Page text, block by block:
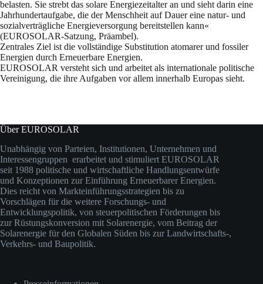
belasten. Sie strebt das solare Energiezeitalter an und sieht darin eine
Jahrhundertaufgabe, die der Menschheit auf Dauer eine natur- und
sozialverträgliche Energieversorgung bereitstellen kann«
(EUROSOLAR-Satzung, Präambel).
Zentrales Ziel ist die vollständige Substitution atomarer und fossiler
Energien durch Erneuerbare Energien.
EUROSOLAR versteht sich und arbeitet als internationale politische
Vereinigung, die ihre Aufgaben vor allem innerhalb Europas sieht.
Über EUROSOLAR
Unabhängig von Parteien, Institutionen, Unternehmen und
Interessengruppen erarbeitet und stimuliert EUROSOLAR
seit 1988 politische und wirtschaftliche Handlungsentwürfe
und Konzeptionen zur Einführung Erneuerbarer Energien.
Dies reicht von Markteinführungsstrategien bis zu
Vorschlägen für die weitere Forschungs- und
Entwicklungspolitik, von steuerpolitischen Förderungen bis
zur Rüstungskonversion mit Solarenergie, vom Beitrag der
Solarenergie für den Globalen Süden bis zur Landwirtschafts-,
Verkehrs- und Baupolitik.